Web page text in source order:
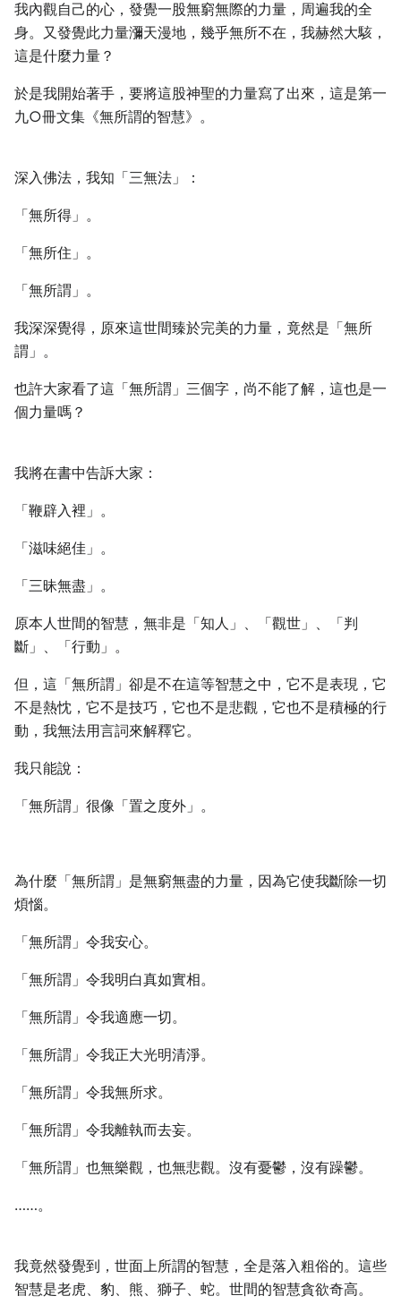
我內觀自己的心，發覺一股無窮無際的力量，周遍我的全
身。又發覺此力量瀰天漫地，幾乎無所不在，我赫然大駭，
這是什麼力量？
於是我開始著手，要將這股神聖的力量寫了出來，這是第一
九○冊文集《無所謂的智慧》。
深入佛法，我知「三無法」：
「無所得」。
「無所住」。
「無所謂」。
我深深覺得，原來這世間臻於完美的力量，竟然是「無所
謂」。
也許大家看了這「無所謂」三個字，尚不能了解，這也是一
個力量嗎？
我將在書中告訴大家：
「鞭辟入裡」。
「滋味絕佳」。
「三昧無盡」。
原本人世間的智慧，無非是「知人」、「觀世」、「判
斷」、「行動」。
但，這「無所謂」卻是不在這等智慧之中，它不是表現，它
不是熱忱，它不是技巧，它也不是悲觀，它也不是積極的行
動，我無法用言詞來解釋它。
我只能說：
「無所謂」很像「置之度外」。
為什麼「無所謂」是無窮無盡的力量，因為它使我斷除一切
煩惱。
「無所謂」令我安心。
「無所謂」令我明白真如實相。
「無所謂」令我適應一切。
「無所謂」令我正大光明清淨。
「無所謂」令我無所求。
「無所謂」令我離執而去妄。
「無所謂」也無樂觀，也無悲觀。沒有憂鬱，沒有躁鬱。
……。
我竟然發覺到，世面上所謂的智慧，全是落入粗俗的。這些
智慧是老虎、豹、熊、獅子、蛇。世間的智慧貪欲奇高。